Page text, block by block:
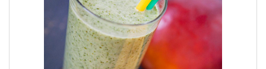
ebédmenü, és most már találni is olyan minőségi
helyeket, ahol nem roston csirke vagy rántott sajt
jelenti a gyors ebédet, hanem előkészített, de jó
alapanyagból készült, megfelelő ár-érték arányú
menü. Összeállításunk a főváros tíz legjobb